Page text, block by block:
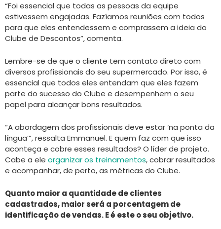
“Foi essencial que todas as pessoas da equipe
estivessem engajadas. Fazíamos reuniões com todos
para que eles entendessem e comprassem a ideia do
Clube de Descontos”, comenta.
Lembre-se de que o cliente tem contato direto com
diversos profissionais do seu supermercado. Por isso, é
essencial que todos eles entendam que eles fazem
parte do sucesso do Clube e desempenhem o seu
papel para alcançar bons resultados.
“A abordagem dos profissionais deve estar ‘na ponta da
língua’”, ressalta Emmanuel. E quem faz com que isso
aconteça e cobre esses resultados? O líder de projeto.
Cabe a ele organizar os treinamentos, cobrar resultados
e acompanhar, de perto, as métricas do Clube.
Quanto maior a quantidade de clientes
cadastrados, maior será a porcentagem de
identificação de vendas. E é este o seu objetivo.